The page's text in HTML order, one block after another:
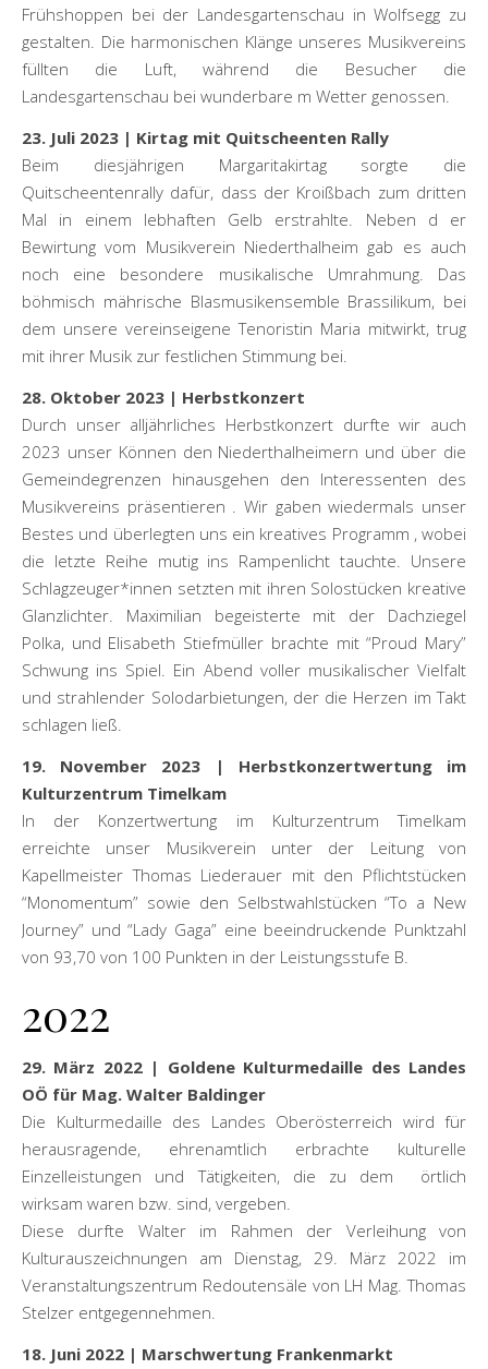
Frühshoppen bei der Landesgartenschau in Wolfsegg zu
gestalten. Die harmonischen Klänge unseres Musikvereins
füllten die Luft, während die Besucher die
Landesgartenschau bei wunderbare m Wetter genossen.
23. Juli 2023 | Kirtag mit Quitscheenten Rally
Beim diesjährigen Margaritakirtag sorgte die
Quitscheentenrally dafür, dass der Kroißbach zum dritten
Mal in einem lebhaften Gelb erstrahlte. Neben d er
Bewirtung vom Musikverein Niederthalheim gab es auch
noch eine besondere musikalische Umrahmung. Das
böhmisch mährische Blasmusikensemble Brassilikum, bei
dem unsere vereinseigene Tenoristin Maria mitwirkt, trug
mit ihrer Musik zur festlichen Stimmung bei.
28. Oktober 2023 | Herbstkonzert
Durch unser alljährliches Herbstkonzert durfte wir auch
2023 unser Können den Niederthalheimern und über die
Gemeindegrenzen hinausgehen den Interessenten des
Musikvereins präsentieren . Wir gaben wiedermals unser
Bestes und überlegten uns ein kreatives Programm , wobei
die letzte Reihe mutig ins Rampenlicht tauchte. Unsere
Schlagzeuger*innen setzten mit ihren Solostücken kreative
Glanzlichter. Maximilian begeisterte mit der Dachziegel
Polka, und Elisabeth Stiefmüller brachte mit “Proud Mary”
Schwung ins Spiel. Ein Abend voller musikalischer Vielfalt
und strahlender Solodarbietungen, der die Herzen im Takt
schlagen ließ.
19. November 2023 | Herbstkonzertwertung im
Kulturzentrum Timelkam
In der Konzertwertung im Kulturzentrum Timelkam
erreichte unser Musikverein unter der Leitung von
Kapellmeister Thomas Liederauer mit den Pflichtstücken
“Monomentum” sowie den Selbstwahlstücken “To a New
Journey” und “Lady Gaga” eine beeindruckende Punktzahl
von 93,70 von 100 Punkten in der Leistungsstufe B.
2022
29. März 2022 | Goldene Kulturmedaille des Landes
OÖ für Mag. Walter Baldinger
Die Kulturmedaille des Landes Oberösterreich wird für
herausragende, ehrenamtlich erbrachte kulturelle
Einzelleistungen und Tätigkeiten, die zu dem örtlich
wirksam waren bzw. sind, vergeben.
Diese durfte Walter im Rahmen der Verleihung von
Kulturauszeichnungen am Dienstag, 29. März 2022 im
Veranstaltungszentrum Redoutensäle von LH Mag. Thomas
Stelzer entgegennehmen.
18. Juni 2022 | Marschwertung Frankenmarkt